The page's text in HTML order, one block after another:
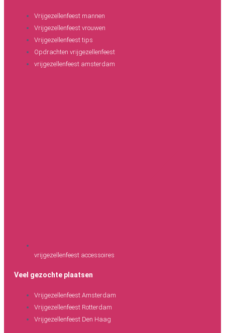
Vrijgezellenfeest mannen
Vrijgezellenfeest vrouwen
Vrijgezellenfeest tips
Opdrachten vrijgezellenfeest
vrijgezellenfeest amsterdam
vrijgezellenfeest accessoires
Veel gezochte plaatsen
Vrijgezellenfeest Amsterdam
Vrijgezellenfeest Rotterdam
Vrijgezellenfeest Den Haag